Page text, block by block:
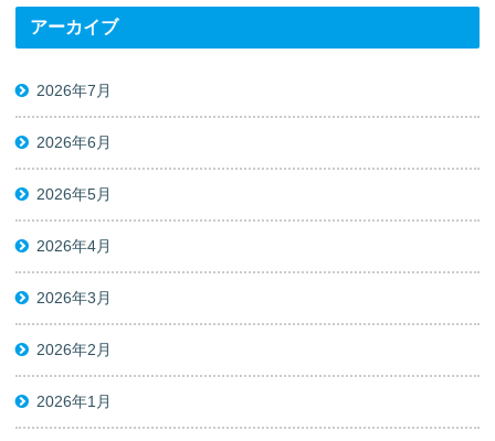
アーカイブ
2026年7月
2026年6月
2026年5月
2026年4月
2026年3月
2026年2月
2026年1月